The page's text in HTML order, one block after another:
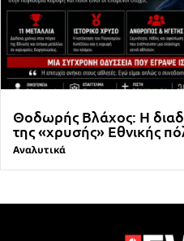
Θοδωρής Βλάχος: Η
της «χρυσής» Εθνικής
Αναλυτικά